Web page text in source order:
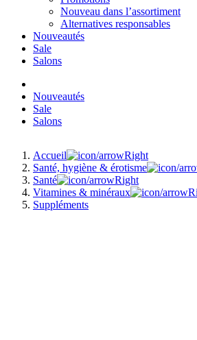
Nouveau dans l’assortiment
Alternatives responsables
Nouveautés
Sale
Salons
Nouveautés
Sale
Salons
Accueil
Santé, hygiène & érotisme
Santé
Vitamines & minéraux
Suppléments